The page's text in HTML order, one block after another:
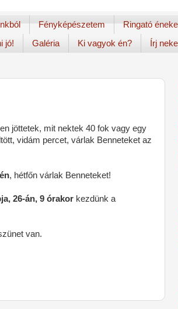
Fényképészetem
Ringató
jó! Galéria Ki vagyok én? Írj
jöttetek, mit nektek 40 fok vagy egy
vidám percet, várlak Benneteket az
, hétfőn várlak Benneteket!
26-án, 9 órakor kezdünk a
van.